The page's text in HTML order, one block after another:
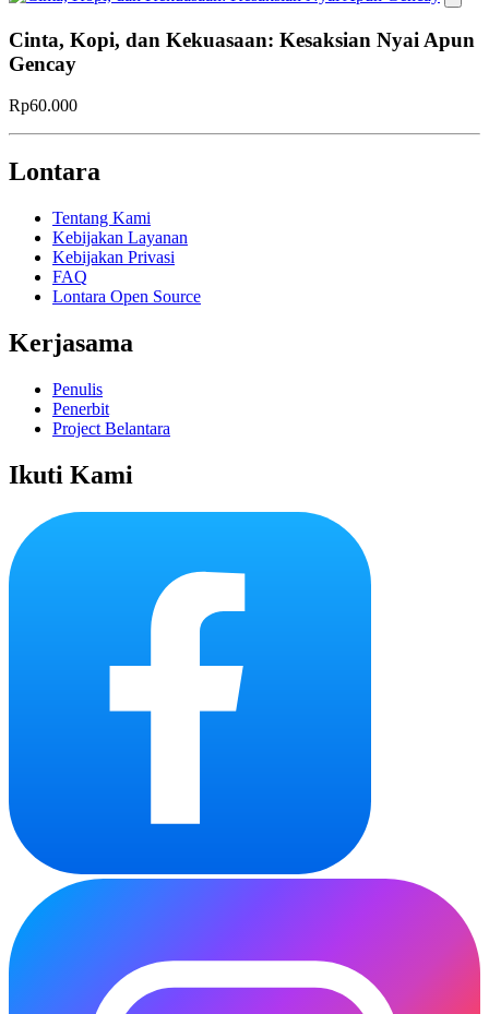
Cinta, Kopi, dan Kekuasaan: Kesaksian Nyai Apun
Gencay
Rp60.000
Lontara
Tentang Kami
Kebijakan Layanan
Kebijakan Privasi
FAQ
Lontara Open Source
Kerjasama
Penulis
Penerbit
Project Belantara
Ikuti Kami